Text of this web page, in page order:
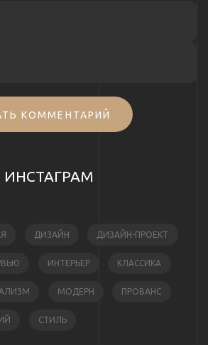
КОММЕНТАРИЙ
ИНСТАГРАМ
ДИЗАЙН ДИЗАЙН-ПРОЕКТ
ИНТЕРЬЕР КЛАССИКА
МОДЕРН ПРОВАНС
СТИЛЬ